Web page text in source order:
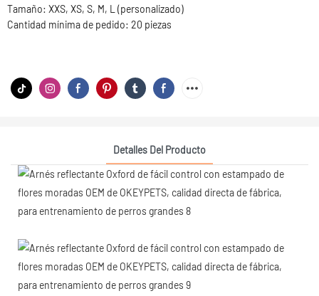
Tamaño: XXS, XS, S, M, L (personalizado)
Cantidad mínima de pedido: 20 piezas
Detalles Del Producto